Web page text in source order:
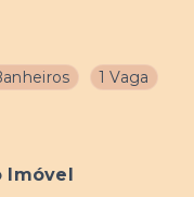
1 Vaga
Imóvel